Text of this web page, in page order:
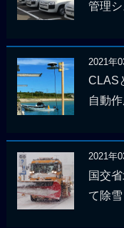
管理
2021年
CLAS
自動
2021年
国交
て除